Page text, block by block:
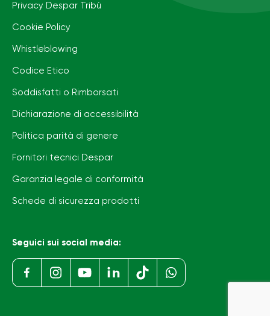
Privacy Despar Tribù
Cookie Policy
Whistleblowing
Codice Etico
Soddisfatti o Rimborsati
Dichiarazione di accessibilità
Politica parità di genere
Fornitori tecnici Despar
Garanzia legale di conformità
Schede di sicurezza prodotti
Seguici sui social media: